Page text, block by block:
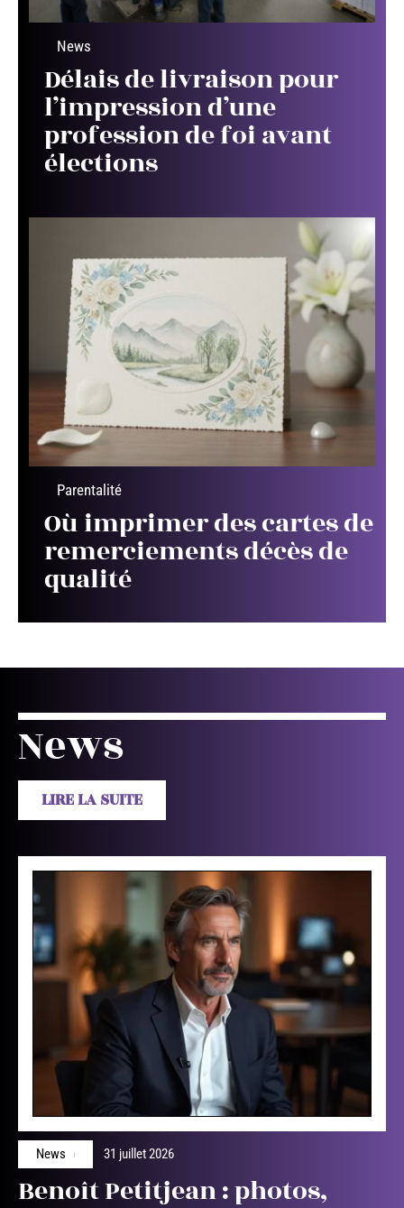
News
Délais de livraison pour
l’impression d’une
profession de foi avant
élections
Parentalité
Où imprimer des cartes de
remerciements décès de
qualité
News
LIRE LA SUITE
News 31 juillet 2026
Benoît Petitjean : photos,